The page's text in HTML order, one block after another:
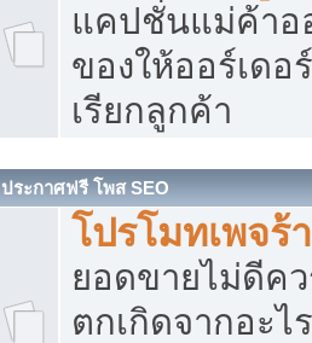
แคปชั่นแม่ค้าอ
ของให้ออร์เดอ
เรียกลูกค้า
ประกาศฟรี โพส SEO
โปรโมทเพจร้
ยอดขายไม่ดีค
ตกเกิดจากอะไ